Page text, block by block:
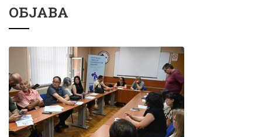
ОБЈАВА